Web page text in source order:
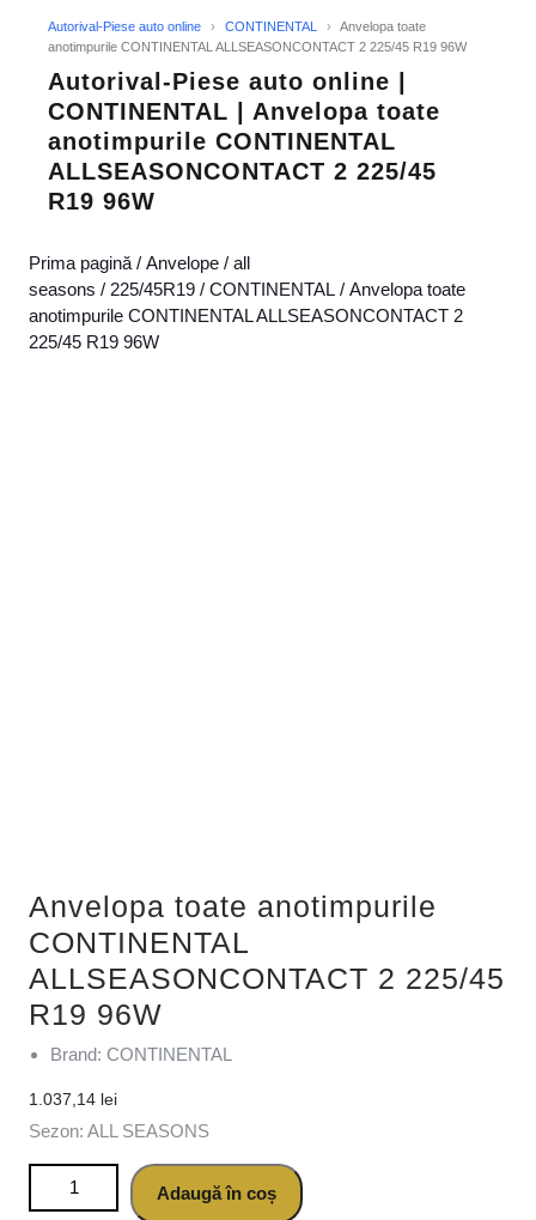
Autorival-Piese auto online › CONTINENTAL ›
Anvelopa toate
anotimpurile CONTINENTAL ALLSEASONCONTACT 2 225/45 R19 96W
Autorival-Piese auto online |
CONTINENTAL | Anvelopa toate
anotimpurile CONTINENTAL
ALLSEASONCONTACT 2 225/45
R19 96W
Prima pagină / Anvelope / all
seasons / 225/45R19 / CONTINENTAL / Anvelopa toate
anotimpurile CONTINENTAL ALLSEASONCONTACT 2
225/45 R19 96W
Anvelopa toate anotimpurile
CONTINENTAL
ALLSEASONCONTACT 2 225/45
R19 96W
Brand: CONTINENTAL
1.037,14 lei
Sezon: ALL SEASONS
Cantitate Anvelopa toate anotimpurile CONTINENTAL
ALLSEASONCONTACT 2 225/45 R19 96W
Adaugă în coș